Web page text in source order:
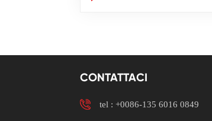
CONTATTACI
tel : +0086-135 6016 0849